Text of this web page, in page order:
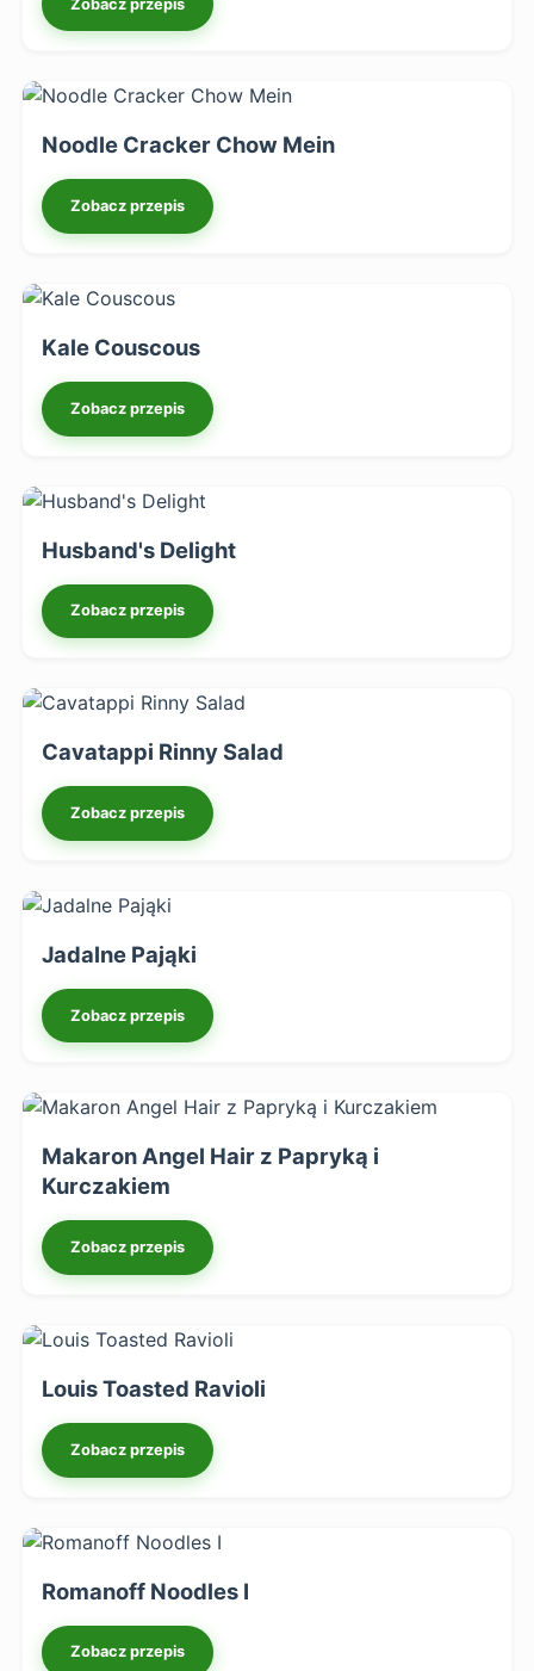
Zobacz przepis
Noodle Cracker Chow Mein
Zobacz przepis
Kale Couscous
Zobacz przepis
Husband's Delight
Zobacz przepis
Cavatappi Rinny Salad
Zobacz przepis
Jadalne Pająki
Zobacz przepis
Makaron Angel Hair z Papryką i
Kurczakiem
Zobacz przepis
Louis Toasted Ravioli
Zobacz przepis
Romanoff Noodles I
Zobacz przepis